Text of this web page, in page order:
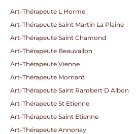
Art-Thérapeute L Horme
Art-Thérapeute Saint Martin La Plaine
Art-Thérapeute Saint Chamond
Art-Thérapeute Beauvallon
Art-Thérapeute Vienne
Art-Thérapeute Mornant
Art-Thérapeute Saint Rambert D Albon
Art-Thérapeute St Etienne
Art-Thérapeute Saint Etienne
Art-Thérapeute Annonay